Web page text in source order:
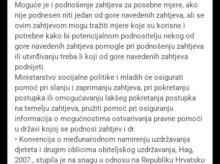
Moguće je i podnošenje zahtjeva za posebne mjere, ako
nije podnesen niti jedan od gore navedenih zahtjeva, ali se
ovim zahtjevom mogu tražiti mjere koje su korisne i
potrebne kako bi potencijalnom podnositelju nekog od
gore navedenih zahtjeva pomogle pri podnošenju zahtjeva
ili utvrđivanju treba li koji od gore navedenih zahtjeva
podnijeti.
Ministarstvo socijalne politike i mladih će osigurati
pomoć pri slanju i zaprimanju zahtjeva, pri pokretanju
postupka ili omogućavanju lakšeg pokretanja postupka
na temelju zahtjeva, pružiti pomoć pri osiguranju
informacija o mogućnostima ostvarivanja pravne pomoći
u državi kojoj se podnosi zahtjev i dr.
• Konvencija o međunarodnom namirenju uzdržavanja
djeteta i drugim oblicima obiteljskog uzdržavanja, Hag,
2007., stupila je na snagu u odnosu na Republiku Hrvatsku